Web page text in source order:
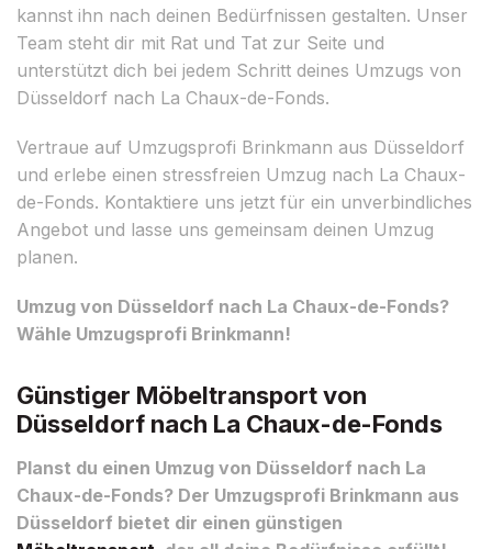
kannst ihn nach deinen Bedürfnissen gestalten. Unser
Team steht dir mit Rat und Tat zur Seite und
unterstützt dich bei jedem Schritt deines Umzugs von
Düsseldorf nach La Chaux-de-Fonds.
Vertraue auf Umzugsprofi Brinkmann aus Düsseldorf
und erlebe einen stressfreien Umzug nach La Chaux-
de-Fonds. Kontaktiere uns jetzt für ein unverbindliches
Angebot und lasse uns gemeinsam deinen Umzug
planen.
Umzug von Düsseldorf nach La Chaux-de-Fonds?
Wähle Umzugsprofi Brinkmann!
Günstiger Möbeltransport von
Düsseldorf nach La Chaux-de-Fonds
Planst du einen Umzug von Düsseldorf nach La
Chaux-de-Fonds? Der Umzugsprofi Brinkmann aus
Düsseldorf bietet dir einen günstigen